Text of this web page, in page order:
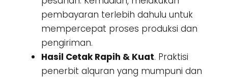
pembayaran terlebih dahulu untuk
mempercepat proses produksi dan
pengiriman.
Hasil Cetak Rapih & Kuat. Praktisi
penerbit alquran yang mumpuni dan